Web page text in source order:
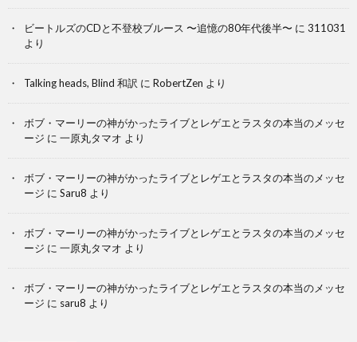
ビートルズのCDと不登校ブルース 〜追憶の80年代後半〜 に 311031
より
Talking heads, Blind 和訳 に RobertZen より
ボブ・マーリーの神がかったライブとレゲエとラスタの本当のメッセ
ージ に 一原丸タマオ より
ボブ・マーリーの神がかったライブとレゲエとラスタの本当のメッセ
ージ に Saru8 より
ボブ・マーリーの神がかったライブとレゲエとラスタの本当のメッセ
ージ に 一原丸タマオ より
ボブ・マーリーの神がかったライブとレゲエとラスタの本当のメッセ
ージ に saru8 より